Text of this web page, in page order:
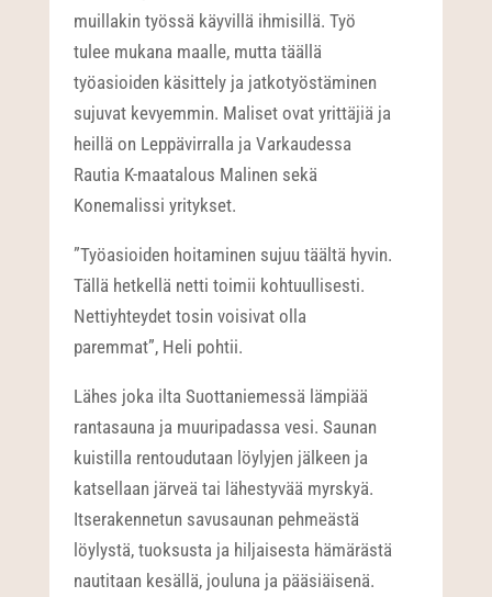
muillakin työssä käyvillä ihmisillä. Työ
tulee mukana maalle, mutta täällä
työasioiden käsittely ja jatkotyöstäminen
sujuvat kevyemmin. Maliset ovat yrittäjiä ja
heillä on Leppävirralla ja Varkaudessa
Rautia K-maatalous Malinen sekä
Konemalissi yritykset.
”Työasioiden hoitaminen sujuu täältä hyvin.
Tällä hetkellä netti toimii kohtuullisesti.
Nettiyhteydet tosin voisivat olla
paremmat”, Heli pohtii.
Lähes joka ilta Suottaniemessä lämpiää
rantasauna ja muuripadassa vesi. Saunan
kuistilla rentoudutaan löylyjen jälkeen ja
katsellaan järveä tai lähestyvää myrskyä.
Itserakennetun savusaunan pehmeästä
löylystä, tuoksusta ja hiljaisesta hämärästä
nautitaan kesällä, jouluna ja pääsiäisenä.